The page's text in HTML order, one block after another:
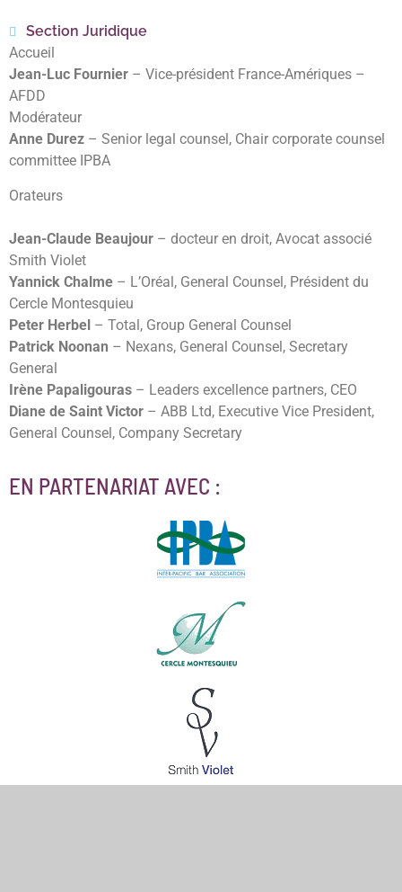
Section Juridique
Accueil
Jean-Luc Fournier – Vice-président France-Amériques –
AFDD
Modérateur
Anne Durez – Senior legal counsel, Chair corporate counsel
committee IPBA
Orateurs
Jean-Claude Beaujour – docteur en droit, Avocat associé
Smith Violet
Yannick Chalme – L’Oréal, General Counsel, Président du
Cercle Montesquieu
Peter Herbel – Total, Group General Counsel
Patrick Noonan – Nexans, General Counsel, Secretary
General
Irène Papaligouras – Leaders excellence partners, CEO
Diane de Saint Victor – ABB Ltd, Executive Vice President,
General Counsel, Company Secretary
EN PARTENARIAT AVEC :